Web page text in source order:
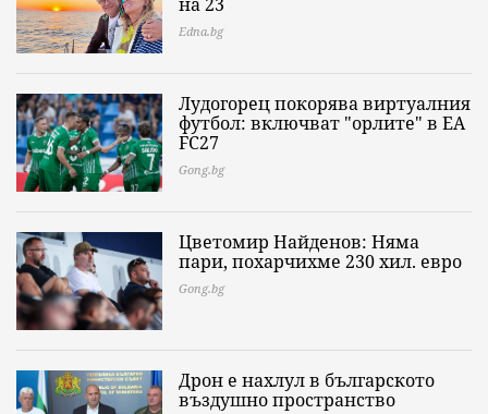
Edna.bg
Лудогорец покорява виртуалния
футбол: включват "орлите" в EA
FC27
Gong.bg
Цветомир Найденов: Няма
пари, похарчихме 230 хил. евро
Gong.bg
Дрон е нахлул в българското
въздушно пространство